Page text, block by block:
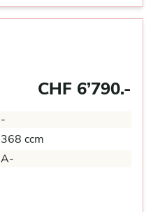
CHF 6’790.-
-
368 ccm
A-